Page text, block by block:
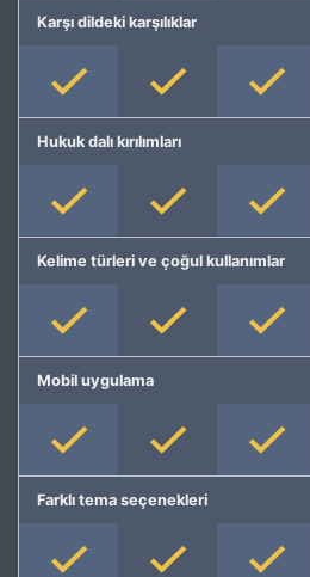
Karşı dildeki karşılıklar
Hukuk dalı kırılımları
Kelime türleri ve çoğul kullanımlar
Mobil uygulama
Farklı tema seçenekleri